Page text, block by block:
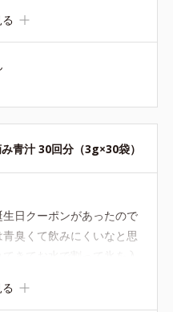
青汁 30回分（3g×30袋）
日クーポンがあったので
臭くて飲みにくいなと思